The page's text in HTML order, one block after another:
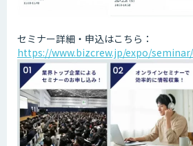
セミナー詳細・申込はこちら：
https://www.bizcrew.jp/expo/